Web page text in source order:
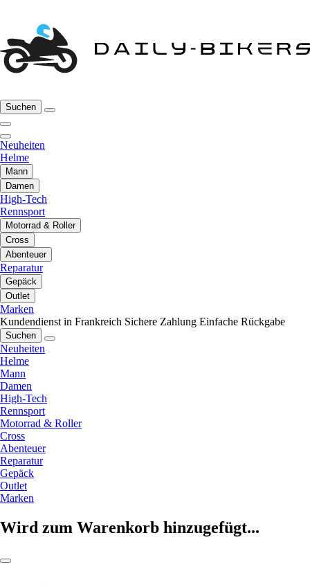
Suchen
Neuheiten
Helme
Mann
Damen
High-Tech
Rennsport
Motorrad & Roller
Cross
Abenteuer
Reparatur
Gepäck
Outlet
Marken
Kundendienst in Frankreich Sichere Zahlung Einfache Rückgabe
Suchen
Neuheiten
Helme
Mann
Damen
High-Tech
Rennsport
Motorrad & Roller
Cross
Abenteuer
Reparatur
Gepäck
Outlet
Marken
Wird zum Warenkorb hinzugefügt...